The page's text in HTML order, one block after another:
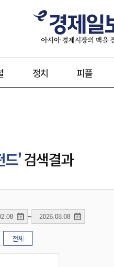
정치 피플
드'검색결과
~
전체